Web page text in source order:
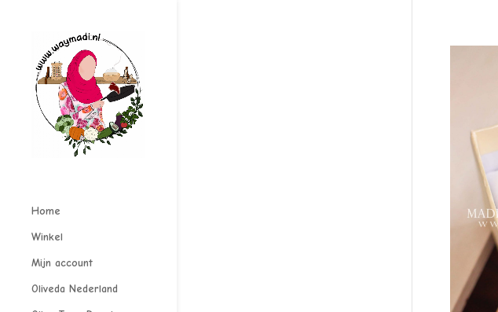
Home
Winkel
Mijn account
Oliveda Nederland